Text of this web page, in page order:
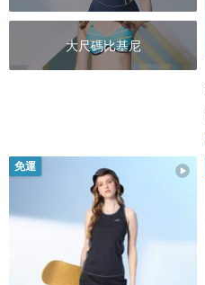
大尺碼比基尼
免運